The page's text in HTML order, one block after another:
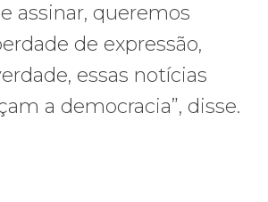
assinar, queremos
de expressão,
essas notícias
a democracia”, disse.